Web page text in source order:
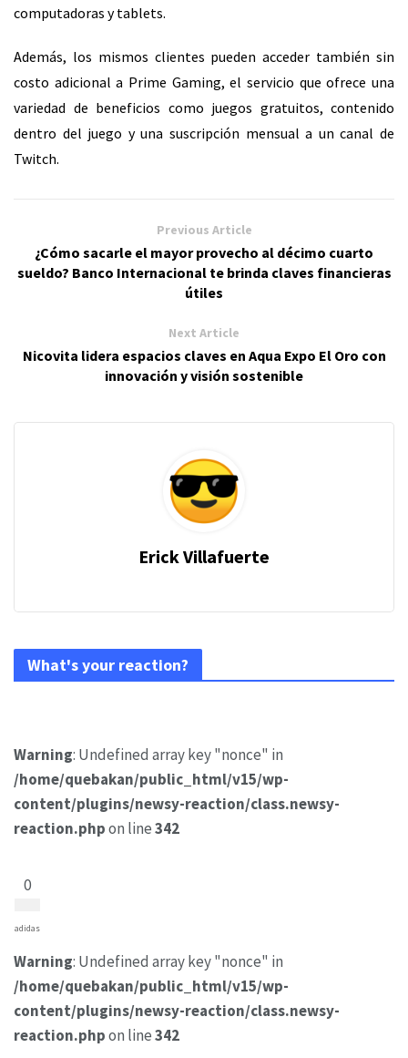
computadoras y tablets.
Además, los mismos clientes pueden acceder también sin
costo adicional a Prime Gaming, el servicio que ofrece una
variedad de beneficios como juegos gratuitos, contenido
dentro del juego y una suscripción mensual a un canal de
Twitch.
Previous Article
¿Cómo sacarle el mayor provecho al décimo cuarto
sueldo? Banco Internacional te brinda claves financieras
útiles
Next Article
Nicovita lidera espacios claves en Aqua Expo El Oro con
innovación y visión sostenible
Erick Villafuerte
What's your reaction?
Warning: Undefined array key "nonce" in
/home/quebakan/public_html/v15/wp-
content/plugins/newsy-reaction/class.newsy-
reaction.phpon line342
0
adidas
Warning: Undefined array key "nonce" in
/home/quebakan/public_html/v15/wp-
content/plugins/newsy-reaction/class.newsy-
reaction.phpon line342